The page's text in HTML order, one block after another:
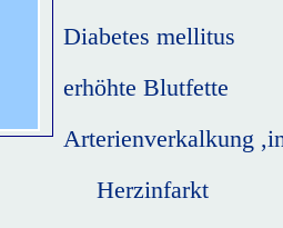
Diabetes mellitus
erhöhte Blutfette
Arterienverkalkung
Herzinfarkt